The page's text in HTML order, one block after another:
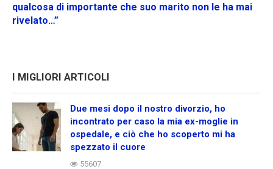
qualcosa di importante che suo marito non le ha mai
rivelato…”
I MIGLIORI ARTICOLI
Due mesi dopo il nostro divorzio, ho
incontrato per caso la mia ex-moglie in
ospedale, e ciò che ho scoperto mi ha
spezzato il cuore
55607